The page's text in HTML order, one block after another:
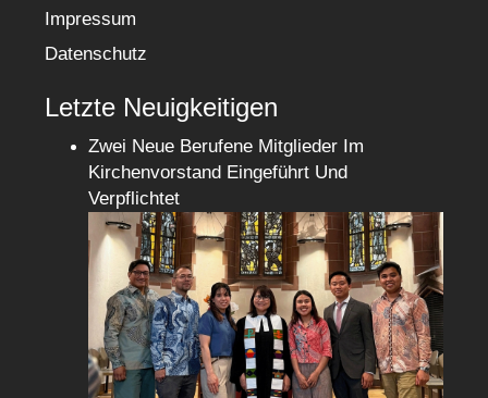
Impressum
Datenschutz
Letzte Neuigkeitigen
Zwei Neue Berufene Mitglieder Im
Kirchenvorstand Eingeführt Und
Verpflichtet